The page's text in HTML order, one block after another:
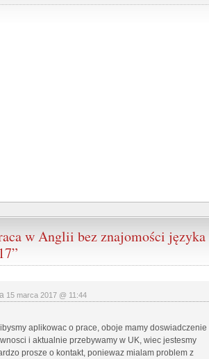
w Anglii bez znajomości języka
15 marca 2017 @ 11:44
aplikowac o prace, oboje mamy doswiadczenie
i aktualnie przebywamy w UK, wiec jestesmy
prosze o kontakt, poniewaz mialam problem z